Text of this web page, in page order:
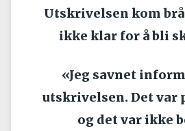
Utskrivelsen kom
ikke klar for å bli
«Jeg savnet
utskrivelsen. Det var
og det var ikke